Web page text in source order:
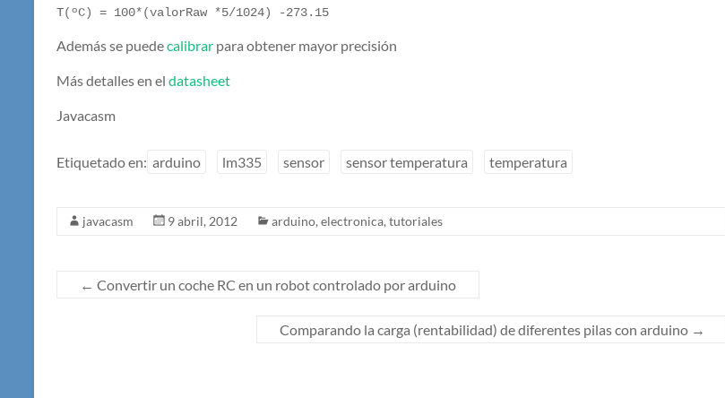
T(ºC) = 100*(valorRaw *5/1024) -273.15
Además se puedecalibrar para obtener mayor precisión
Más detalles en el datasheet
Javacasm
Etiquetado en: arduino lm335 sensor sensor temperatura temperatura
javacasm 9 abril, 2012 arduino, electronica, tutoriales
← Convertir un coche RC en un robot controlado por arduino
Comparando la carga (rentabilidad) de diferentes pilas con arduino →